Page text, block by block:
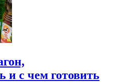
и с чем готовить